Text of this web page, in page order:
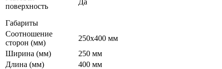
поверхность
Габариты
Соотношение
сторон (мм)
250x400 мм
Ширина (мм)
250 мм
Длина (мм)
400 мм